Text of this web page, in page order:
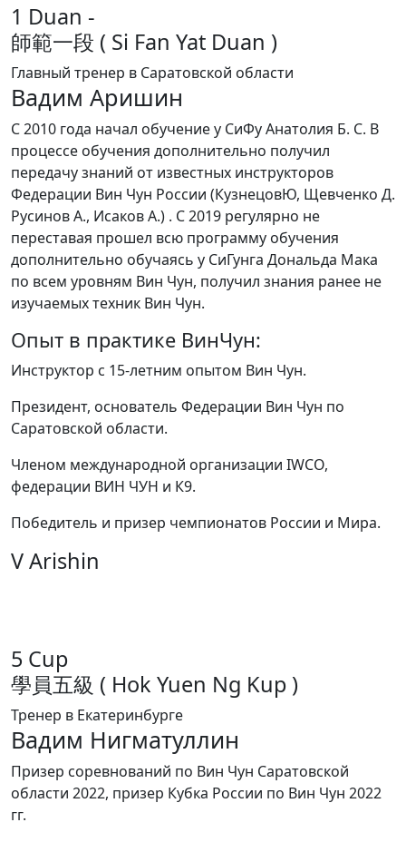
1 Duan -
師範一段 ( Si Fan Yat Duan )
Главный тренер в Саратовской области
Вадим Аришин
С 2010 года начал обучение у СиФу Анатолия Б. С. В
процессе обучения дополнительно получил
передачу знаний от известных инструкторов
Федерации Вин Чун России (КузнецовЮ, Щевченко Д.
Русинов А., Исаков А.) . С 2019 регулярно не
переставая прошел всю программу обучения
дополнительно обучаясь у СиГунга Дональда Мака
по всем уровням Вин Чун, получил знания ранее не
изучаемых техник Вин Чун.
Опыт в практике ВинЧун:
Инструктор с 15-летним опытом Вин Чун.
Президент, основатель Федерации Вин Чун по
Саратовской области.
Членом международной организации IWCO,
федерации ВИН ЧУН и К9.
Победитель и призер чемпионатов России и Мира.
V Arishin
5 Cup
學員五級 ( Hok Yuen Ng Kup )
Тренер в Екатеринбурге
Вадим Нигматуллин
Призер соревнований по Вин Чун Саратовской
области 2022, призер Кубка России по Вин Чун 2022
гг.